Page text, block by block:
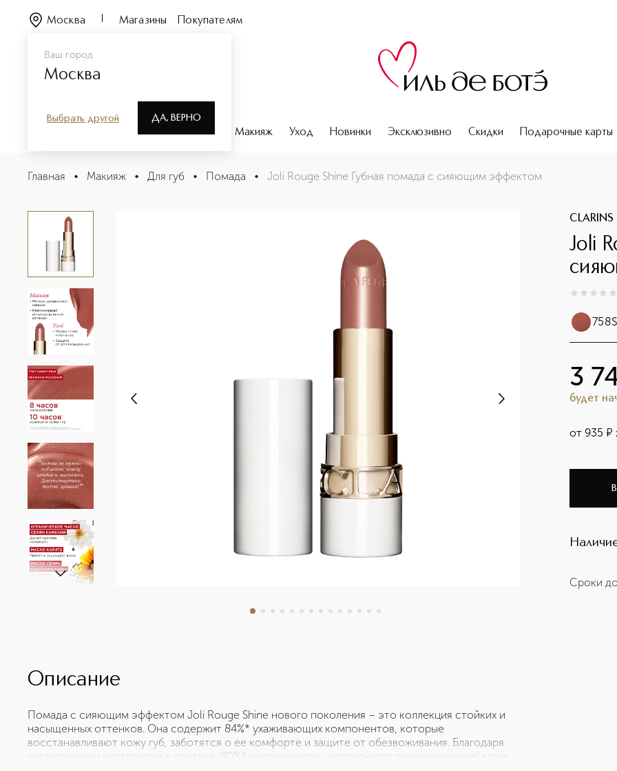
Ваш город
Москва
Выбрать другой ДА, ВЕРНО
Москва Магазины Покупателям
Парфюмерия Макияж Уход Новинки Эксклюзивно Скидки Подарочные карты
Joli Rouge Shine Губная помада с сияющим эффектом
Описание
Главная • Макияж • Для губ • Помада • Joli Rouge Shine Губная помада с сияющим эффектом
CLARINS
Joli
0из 0
3
будет
от 935 ¤
Сроки
Описание
Помада с сияющим эффектом Joli Rouge Shine нового поколения – это коллекция стойких и
насыщенных оттенков. Она содержит 84%* ухаживающих компонентов, которые
восстанавливают кожу губ, заботятся о ее комфорте и защите от обезвоживания. Благодаря
растительным экстрактам в составе (80%* ингредиентов натурального происхождения) кожа